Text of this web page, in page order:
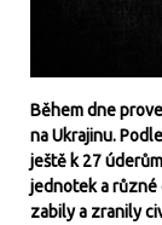
Během dne
na Ukrajinu.
ještě k 27
jednotek a
zabily a zranily